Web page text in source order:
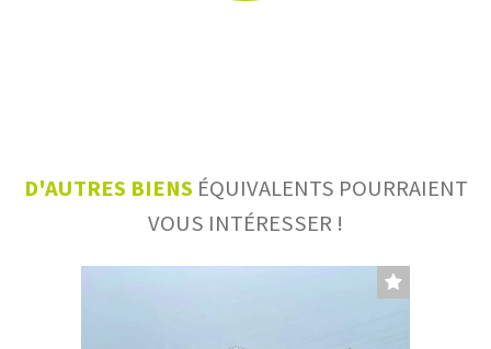
D'AUTRES BIENS ÉQUIVALENTS POURRAIENT
VOUS INTÉRESSER !